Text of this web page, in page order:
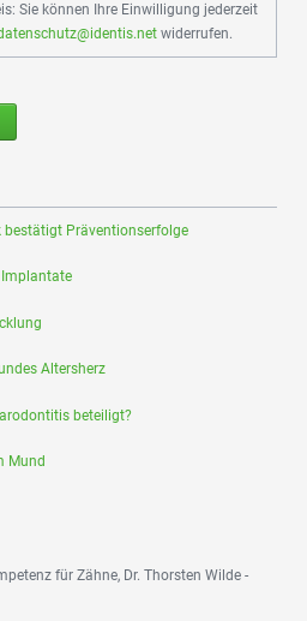
Sie können Ihre Einwilligung jederzeit
widerrufen.
Präventionserfolge
Altersherz
beteiligt?
Mund
für Zähne, Dr. Thorsten Wilde -